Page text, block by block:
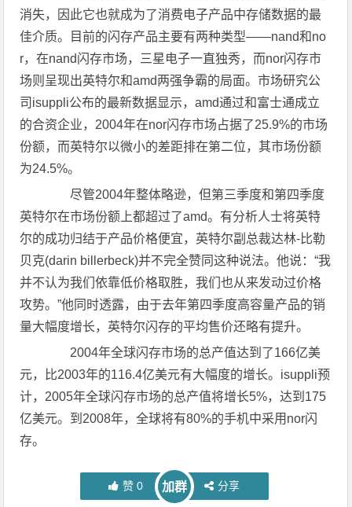
消失，因此它也就成为了消费电子产品中存储数据的最
佳介质。目前的闪存产品主要有两种类型——nand和no
r，在nand闪存市场，三星电子一直独秀，而nor闪存市
场则呈现出英特尔和amd两强争霸的局面。市场研究公
司isuppli公布的最新数据显示，amd通过和富士通成立
的合资企业，2004年在nor闪存市场占据了25.9%的市场
份额，而英特尔以微小的差距排在第二位，其市场份额
为24.5%。
尽管2004年整体略逊，但第三季度和第四季度
英特尔在市场份额上都超过了amd。有分析人士将英特
尔的成功归结于产品价格便宜，英特尔副总裁达林-比勒
贝克(darin billerbeck)并不完全赞同这种说法。他说：“我
并不认为我们依靠低价格取胜，我们也从来发动过价格
攻势。”他同时透露，由于去年第四季度高容量产品的销
量大幅度增长，英特尔闪存的平均售价还略有提升。
2004年全球闪存市场的总产值达到了166亿美
元，比2003年的116.4亿美元有大幅度的增长。isuppli预
计，2005年全球闪存市场的总产值将增长5%，达到175
亿美元。到2008年，全球将有80%的手机中采用nor闪
存。
赞 0 加群 分享